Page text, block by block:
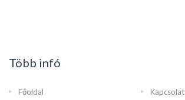
Több infó
Főoldal Kapcsolat